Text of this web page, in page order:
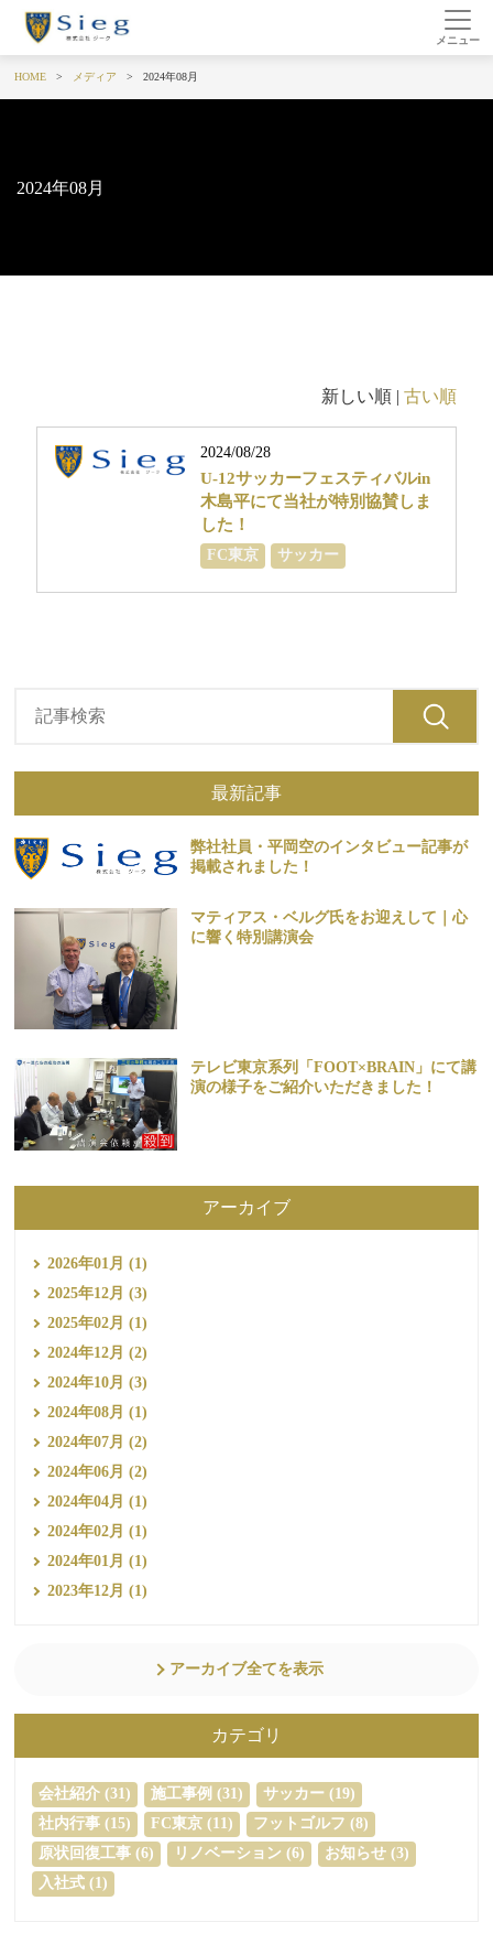
HOME メディア 2024年08月
2024年08月
新しい順 | 古い順
2024/08/28
U-12サッカーフェスティバルin
木島平にて当社が特別協賛しま
した！
FC東京 サッカー
最新記事
弊社社員・平岡空のインタビュー記事が
掲載されました！
マティアス・ベルグ氏をお迎えして｜心
に響く特別講演会
テレビ東京系列「FOOT×BRAIN」にて講
演の様子をご紹介いただきました！
アーカイブ
2026年01月 (1)
2025年12月 (3)
2025年02月 (1)
2024年12月 (2)
2024年10月 (3)
2024年08月 (1)
2024年07月 (2)
2024年06月 (2)
2024年04月 (1)
2024年02月 (1)
2024年01月 (1)
2023年12月 (1)
アーカイブ全てを表示
カテゴリ
会社紹介 (31) 施工事例 (31)
サッカー (19)
社内行事 (15)
FC東京 (11)
フットゴルフ (8)
原状回復工事 (6)
リノベーション (6)
お知らせ (3)
入社式 (1)